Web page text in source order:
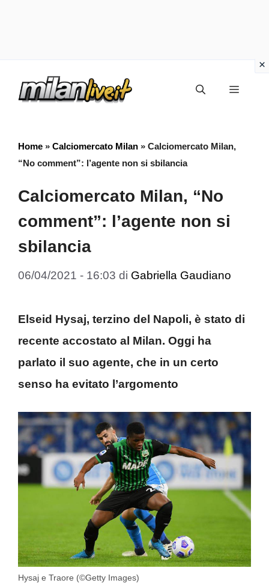
Menu
Home » Calciomercato Milan » Calciomercato Milan,
“No comment”: l’agente non si sbilancia
Calciomercato Milan, “No
comment”: l’agente non si
sbilancia
06/04/2021 - 16:03 di Gabriella Gaudiano
Elseid Hysaj, terzino del Napoli, è stato di
recente accostato al Milan. Oggi ha
parlato il suo agente, che in un certo
senso ha evitato l’argomento
Hysaj e Traore (©Getty Images)